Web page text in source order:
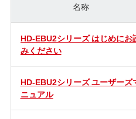
名称
HD-EBU2シリーズ はじめにお
みください
HD-EBU2シリーズ ユーザーズ
ニュアル